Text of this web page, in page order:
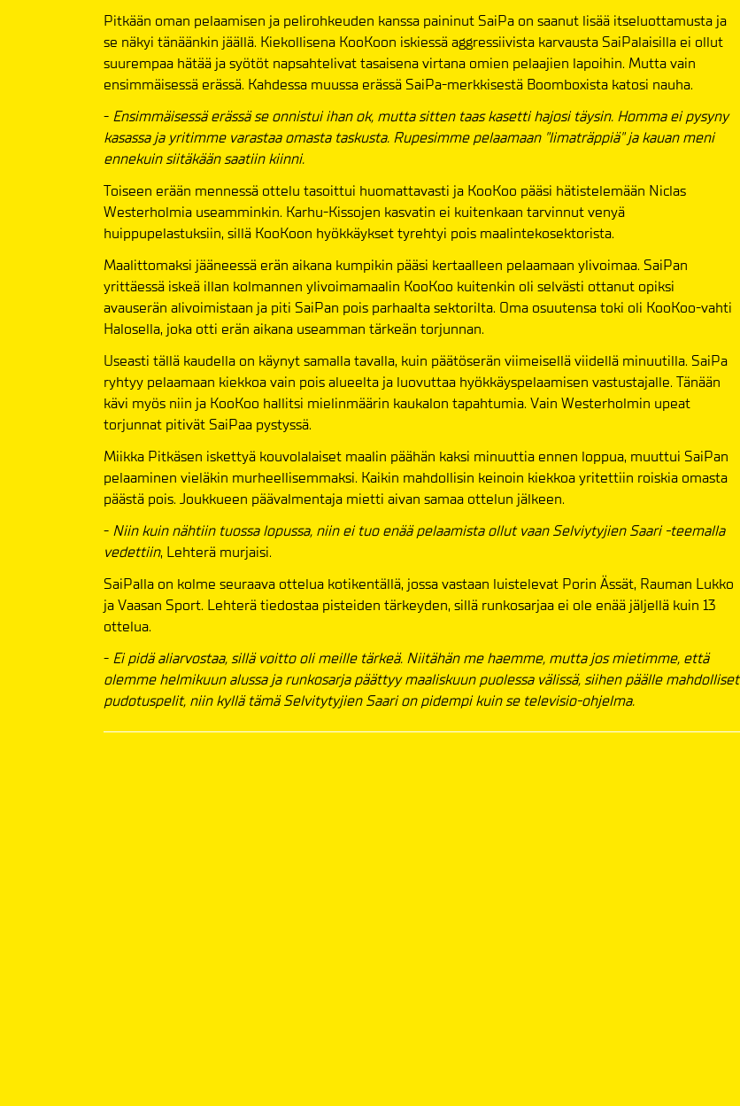
Pitkään oman pelaamisen ja pelirohkeuden kanssa paininut SaiPa on saanut lisää itseluottamusta ja
se näkyi tänäänkin jäällä. Kiekollisena KooKoon iskiessä aggressiivista karvausta SaiPalaisilla ei ollut
suurempaa hätää ja syötöt napsahtelivat tasaisena virtana omien pelaajien lapoihin. Mutta vain
ensimmäisessä erässä. Kahdessa muussa erässä SaiPa-merkkisestä Boomboxista katosi nauha.
- Ensimmäisessä erässä se onnistui ihan ok, mutta sitten taas kasetti hajosi täysin. Homma ei pysyny
kasassa ja yritimme varastaa omasta taskusta. Rupesimme pelaamaan "limaträppiä" ja kauan meni
ennekuin siitäkään saatiin kiinni.
Toiseen erään mennessä ottelu tasoittui huomattavasti ja KooKoo pääsi hätistelemään Niclas
Westerholmia useamminkin. Karhu-Kissojen kasvatin ei kuitenkaan tarvinnut venyä
huippupelastuksiin, sillä KooKoon hyökkäykset tyrehtyi pois maalintekosektorista.
Maalittomaksi jääneessä erän aikana kumpikin pääsi kertaalleen pelaamaan ylivoimaa. SaiPan
yrittäessä iskeä illan kolmannen ylivoimamaalin KooKoo kuitenkin oli selvästi ottanut opiksi
avauserän alivoimistaan ja piti SaiPan pois parhaalta sektorilta. Oma osuutensa toki oli KooKoo-vahti
Halosella, joka otti erän aikana useamman tärkeän torjunnan.
Useasti tällä kaudella on käynyt samalla tavalla, kuin päätöserän viimeisellä viidellä minuutilla. SaiPa
ryhtyy pelaamaan kiekkoa vain pois alueelta ja luovuttaa hyökkäyspelaamisen vastustajalle. Tänään
kävi myös niin ja KooKoo hallitsi mielinmäärin kaukalon tapahtumia. Vain Westerholmin upeat
torjunnat pitivät SaiPaa pystyssä.
Miikka Pitkäsen iskettyä kouvolalaiset maalin päähän kaksi minuuttia ennen loppua, muuttui SaiPan
pelaaminen vieläkin murheellisemmaksi. Kaikin mahdollisin keinoin kiekkoa yritettiin roiskia omasta
päästä pois. Joukkueen päävalmentaja mietti aivan samaa ottelun jälkeen.
- Niin kuin nähtiin tuossa lopussa, niin ei tuo enää pelaamista ollut vaan Selviytyjien Saari -teemalla
vedettiin, Lehterä murjaisi.
SaiPalla on kolme seuraava ottelua kotikentällä, jossa vastaan luistelevat Porin Ässät, Rauman Lukko
ja Vaasan Sport. Lehterä tiedostaa pisteiden tärkeyden, sillä runkosarjaa ei ole enää jäljellä kuin 13
ottelua.
- Ei pidä aliarvostaa, sillä voitto oli meille tärkeä. Niitähän me haemme, mutta jos mietimme, että
olemme helmikuun alussa ja runkosarja päättyy maaliskuun puolessa välissä, siihen päälle mahdolliset
pudotuspelit, niin kyllä tämä Selvitytyjien Saari on pidempi kuin se televisio-ohjelma.